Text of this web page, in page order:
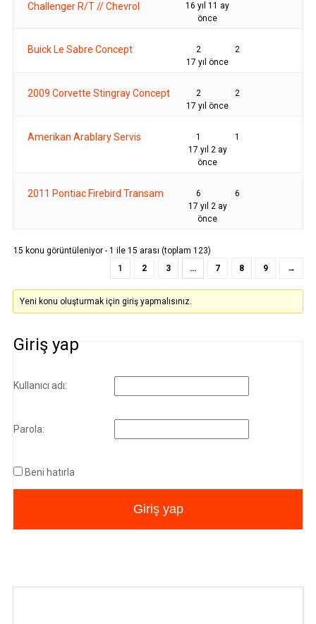
Challenger R/T // Chevrol
16 yıl 11 ay
önce
Buick Le Sabre Concept 2
2
17 yıl önce
2009 Corvette Stingray Concept 2
2
17 yıl önce
Amerikan Arablary Servis 1
1
17 yıl 2 ay
önce
2011 Pontiac Firebird Transam 6
6
17 yıl 2 ay
önce
15 konu görüntüleniyor - 1 ile 15 arası (toplam 123)
1
2 3 … 7 8 9 →
Yeni konu oluşturmak için giriş yapmalısınız.
Giriş yap
Kullanıcı adı:
Parola:
Beni hatırla
Giriş yap